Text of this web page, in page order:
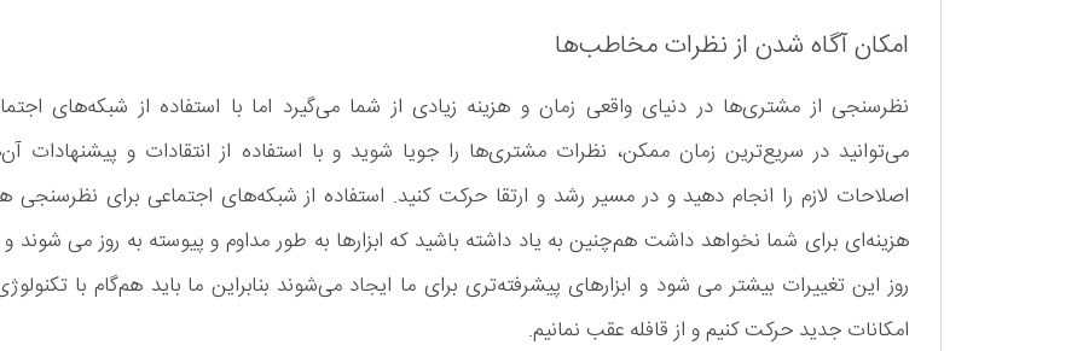
امکان آگاه شدن از نظرات مخاطب‌ها
نظرسنجی از مشتری‌ها در دنیای واقعی زمان و هزینه زیادی از شما می‌گیرد اما با استفاده از شبکه‌های
می‌توانید در سریع‌ترین زمان ممکن، نظرات مشتری‌ها را جویا شوید و با استفاده از انتقادات و پیشنهادات
اصلاحات لازم را انجام دهید و در مسیر رشد و ارتقا حرکت کنید. استفاده از شبکه‌های اجتماعی برای نظرسنجی
هزینه‌ای برای شما نخواهد داشت هم‌چنین به یاد داشته باشید که ابزارها به طور مداوم و پیوسته به روز می شوند
روز این تغییرات بیشتر می شود و ابزارهای پیشرفته‌تری برای ما ایجاد می‌شوند بنابراین ما باید هم‌گام با
امکانات جدید حرکت کنیم و از قافله عقب نمانیم.